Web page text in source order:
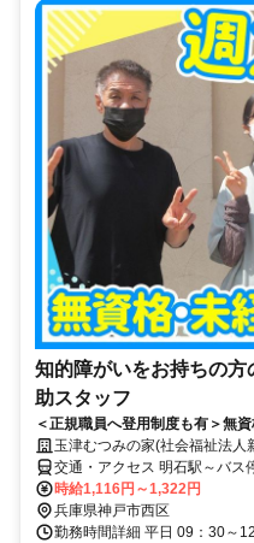
知的障がいをお持ちの
助スタッフ
＜正規職員へ登用制度も有＞無
玉津むつみの家(社会福祉法人
交通・アクセス 明石駅～バス
時給1,116円～1,322円
兵庫県神戸市西区
勤務時間詳細 平日 09：30～